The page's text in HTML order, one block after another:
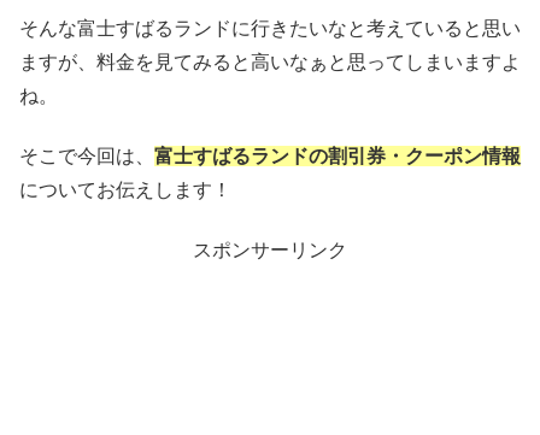
そんな富士すばるランドに行きたいなと考えていると思い
ますが、料金を見てみると高いなぁと思ってしまいますよ
ね。
そこで今回は、 富士すばるランドの割引券・クーポン情報
についてお伝えします！
スポンサーリンク